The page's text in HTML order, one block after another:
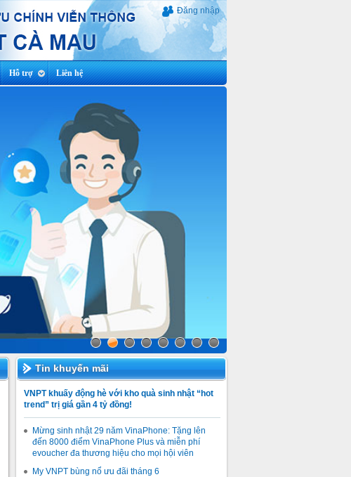
Đăng nhập
Hỗ trợ Liên hệ
Tin khuyến mãi
VNPT khuấy động hè với kho quà sinh nhật “hot
trend” trị giá gần 4 tỷ đồng!
Mừng sinh nhật 29 năm VinaPhone: Tặng lên
đến 8000 điểm VinaPhone Plus và miễn phí
evoucher đa thương hiệu cho mọi hội viên
My VNPT bùng nổ ưu đãi tháng 6